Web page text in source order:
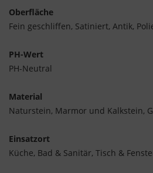
Oberfläche
Fein geschliffen, Satiniert, Antik,
PH-Wert
PH-Neutral
Material
Naturstein, Marmor und Kalkstein,
Einsatzort
Küche, Bad & Sanitär, Tisch &